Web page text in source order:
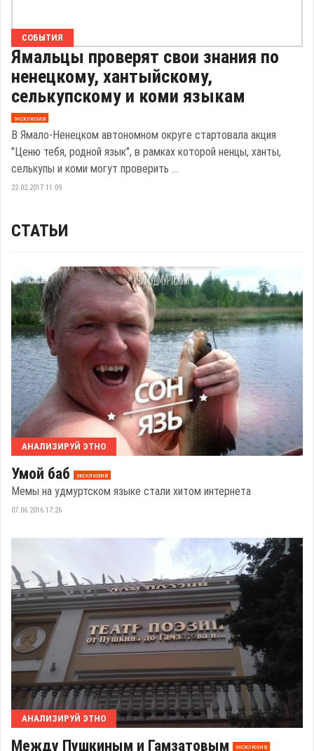
СОБЫТИЯ
Ямальцы проверят свои знания по
ненецкому, хантыйскому,
селькупскому и коми языкам
эксклюзив
В Ямало-Ненецком автономном округе стартовала акция
"Ценю тебя, родной язык", в рамках которой ненцы, ханты,
селькупы и коми могут проверить ...
22.02.2017 11:09
СТАТЬИ
АНАЛИЗИРУЙ ЭТНО
Умой баб эксклюзив
Мемы на удмуртском языке стали хитом интернета
07.06.2016 17:26
АНАЛИЗИРУЙ ЭТНО
Между Пушкиным и Гамзатовым эксклюзив